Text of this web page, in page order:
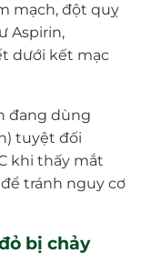
mạch, đột quỵ
Aspirin,
dưới kết mạc
đang dùng
tuyệt đối
khi thấy mắt
tránh nguy cơ
bị chảy